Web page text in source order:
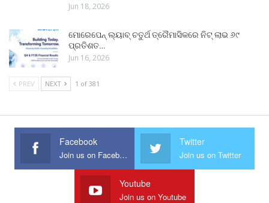
Jun 18, 2026
ମୋରେପେନ୍ ଲ୍ୟାବ୍ ଚତୁର୍ଥ ତ୍ରୈମାସିକରେ ନିଟ୍ ଲାଭ ୬୯
ପ୍ରତିଶତ…
Jun 16, 2026
PREV NEXT 1 of 381
Facebook
Join us on Facebook
Twitter
Join us on Twitter
Youtube
Join us on Youtube